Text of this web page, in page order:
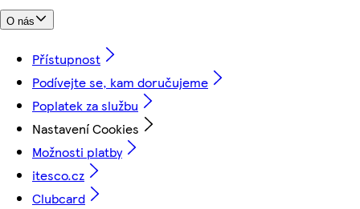
O nás
Přístupnost
Podívejte se, kam doručujeme
Poplatek za službu
Nastavení Cookies
Možnosti platby
itesco.cz
Clubcard